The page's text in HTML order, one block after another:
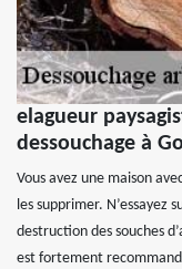
elagueur
dessouchage à
Vous avez une maison
les supprimer. N’essayez
destruction des souches
est fortement